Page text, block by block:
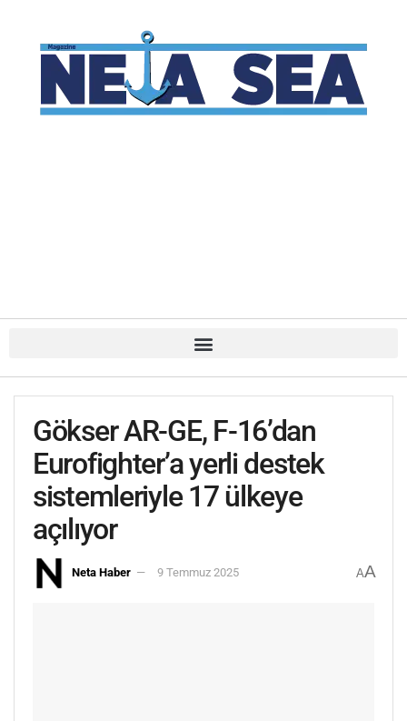
Gökser AR-GE, F-16’dan
Eurofighter’a yerli destek
sistemleriyle 17 ülkeye
açılıyor
Neta Haber 9 Temmuz 2025 AA